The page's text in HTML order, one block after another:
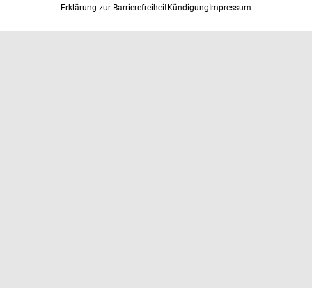
Erklärung zur BarrierefreiheitKündigung Impressum